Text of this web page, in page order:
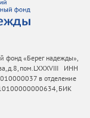
«Берег надежды»,
д.8, пом.LXXXVIII ИНН
в отделение
БИК